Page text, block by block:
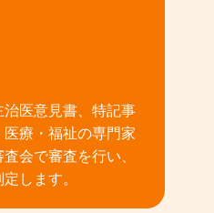
医意見書、特記事
療・福祉の専門家
会で審査を行い、
します。